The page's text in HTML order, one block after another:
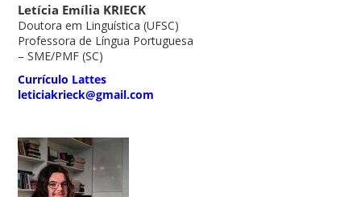
Letícia Emília KRIECK
Doutora em Linguística (UFSC)
Professora de Língua Portuguesa
– SME/PMF (SC)
Currículo Lattes
leticiakrieck@gmail.com